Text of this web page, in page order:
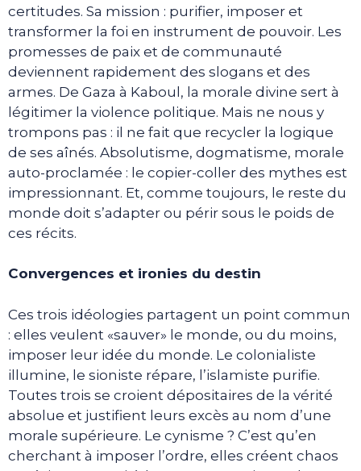
certitudes. Sa mission : purifier, imposer et
transformer la foi en instrument de pouvoir. Les
promesses de paix et de communauté
deviennent rapidement des slogans et des
armes. De Gaza à Kaboul, la morale divine sert à
légitimer la violence politique. Mais ne nous y
trompons pas : il ne fait que recycler la logique
de ses aînés. Absolutisme, dogmatisme, morale
auto-proclamée : le copier-coller des mythes est
impressionnant. Et, comme toujours, le reste du
monde doit s’adapter ou périr sous le poids de
ces récits.
Convergences et ironies du destin
Ces trois idéologies partagent un point commun
: elles veulent «sauver» le monde, ou du moins,
imposer leur idée du monde. Le colonialiste
illumine, le sioniste répare, l’islamiste purifie.
Toutes trois se croient dépositaires de la vérité
absolue et justifient leurs excès au nom d’une
morale supérieure. Le cynisme ? C’est qu’en
cherchant à imposer l’ordre, elles créent chaos